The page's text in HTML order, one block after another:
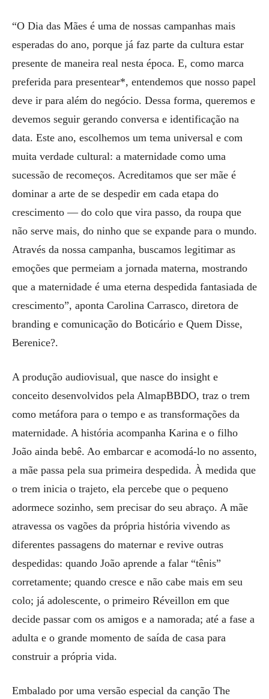
“O Dia das Mães é uma de nossas campanhas mais
esperadas do ano, porque já faz parte da cultura estar
presente de maneira real nesta época. E, como marca
preferida para presentear*, entendemos que nosso papel
deve ir para além do negócio. Dessa forma, queremos e
devemos seguir gerando conversa e identificação na
data. Este ano, escolhemos um tema universal e com
muita verdade cultural: a maternidade como uma
sucessão de recomeços. Acreditamos que ser mãe é
dominar a arte de se despedir em cada etapa do
crescimento — do colo que vira passo, da roupa que
não serve mais, do ninho que se expande para o mundo.
Através da nossa campanha, buscamos legitimar as
emoções que permeiam a jornada materna, mostrando
que a maternidade é uma eterna despedida fantasiada de
crescimento”, aponta Carolina Carrasco, diretora de
branding e comunicação do Boticário e Quem Disse,
Berenice?.
A produção audiovisual, que nasce do insight e
conceito desenvolvidos pela AlmapBBDO, traz o trem
como metáfora para o tempo e as transformações da
maternidade. A história acompanha Karina e o filho
João ainda bebê. Ao embarcar e acomodá-lo no assento,
a mãe passa pela sua primeira despedida. À medida que
o trem inicia o trajeto, ela percebe que o pequeno
adormece sozinho, sem precisar do seu abraço. A mãe
atravessa os vagões da própria história vivendo as
diferentes passagens do maternar e revive outras
despedidas: quando João aprende a falar “tênis”
corretamente; quando cresce e não cabe mais em seu
colo; já adolescente, o primeiro Réveillon em que
decide passar com os amigos e a namorada; até a fase a
adulta e o grande momento de saída de casa para
construir a própria vida.
Embalado por uma versão especial da canção The